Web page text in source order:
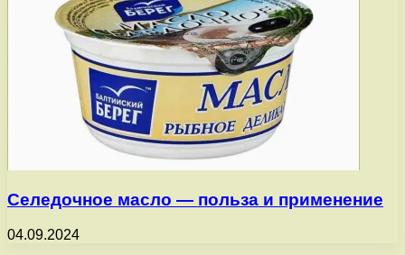
Селедочное масло — польза и применение
04.09.2024